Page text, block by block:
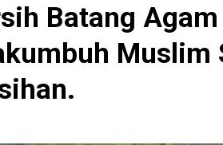
Batang
Muslim